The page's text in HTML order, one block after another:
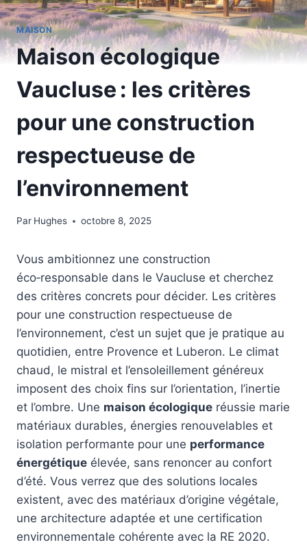
MAISON
Maison écologique
Vaucluse : les critères
pour une construction
respectueuse de
l’environnement
Par Hughes octobre 8, 2025
Vous ambitionnez une construction
éco‑responsable dans le Vaucluse et cherchez
des critères concrets pour décider. Les critères
pour une construction respectueuse de
l’environnement, c’est un sujet que je pratique au
quotidien, entre Provence et Luberon. Le climat
chaud, le mistral et l’ensoleillement généreux
imposent des choix fins sur l’orientation, l’inertie
et l’ombre. Une maison écologique réussie marie
matériaux durables, énergies renouvelables et
isolation performante pour une performance
énergétique élevée, sans renoncer au confort
d’été. Vous verrez que des solutions locales
existent, avec des matériaux d’origine végétale,
une architecture adaptée et une certification
environnementale cohérente avec la RE 2020.